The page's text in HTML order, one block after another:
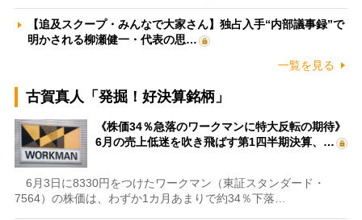
【追及スクープ・みんなで大家さん】独占入手“内部議事録”で
明かされる柳瀬健一・代表の思…
一覧を見る
古賀真人「発掘！好決算銘柄」
《株価34％急落のワークマンに特大反転の期待》
6月の売上低迷を吹き飛ばす第1四半期決算、…
6月3日に8330円をつけたワークマン（東証スタンダード・
7564）の株価は、わずか1カ月あまりで約34％下落…